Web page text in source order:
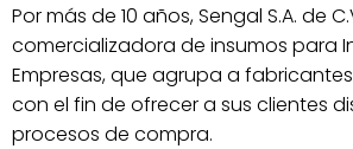
Por más de 10 años, Sengal S.A. de
comercializadora de insumos para
Empresas, que agrupa a
con el fin de ofrecer a sus clientes
procesos de compra.